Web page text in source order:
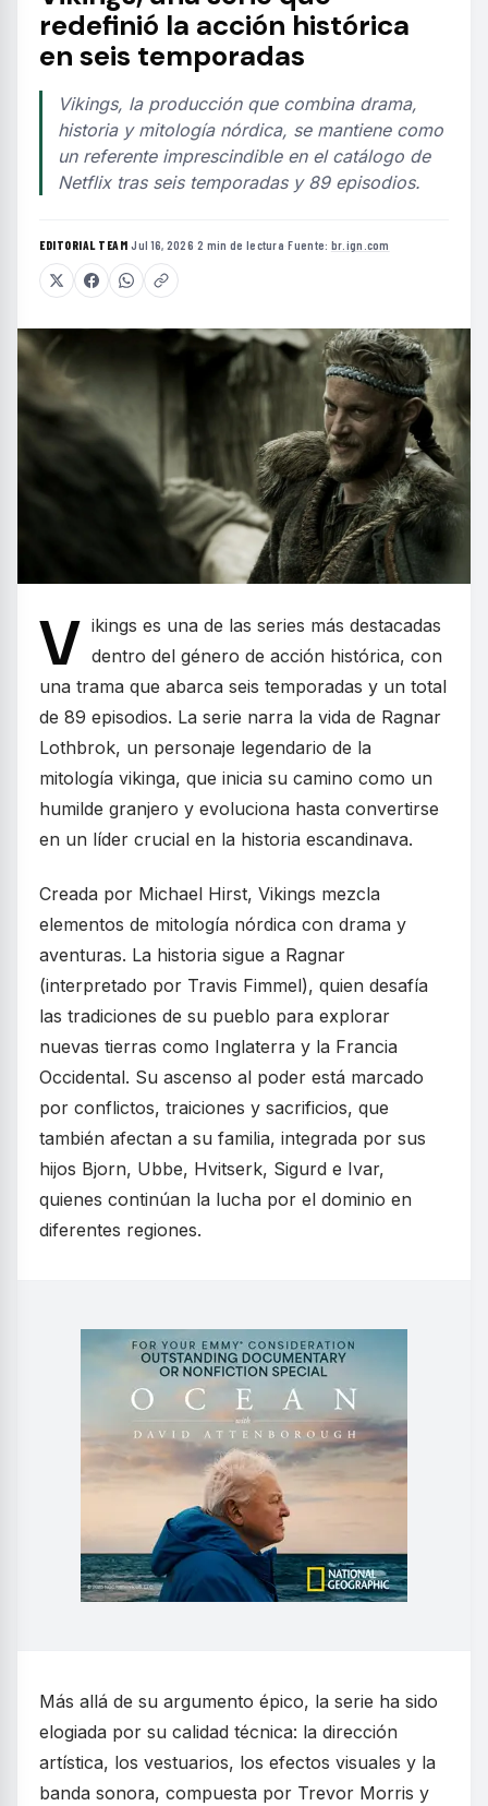
redefinió la acción histórica
en seis temporadas
Vikings, la producción que combina drama,
historia y mitología nórdica, se mantiene como
un referente imprescindible en el catálogo de
Netflix tras seis temporadas y 89 episodios.
EDITORIAL TEAM·Jul 16, 2026·2 min de lectura·Fuente: br.ign.com
V ikings es una de las series más destacadas
dentro del género de acción histórica, con
una trama que abarca seis temporadas y un total
de 89 episodios. La serie narra la vida de Ragnar
Lothbrok, un personaje legendario de la
mitología vikinga, que inicia su camino como un
humilde granjero y evoluciona hasta convertirse
en un líder crucial en la historia escandinava.
Creada por Michael Hirst, Vikings mezcla
elementos de mitología nórdica con drama y
aventuras. La historia sigue a Ragnar
(interpretado por Travis Fimmel), quien desafía
las tradiciones de su pueblo para explorar
nuevas tierras como Inglaterra y la Francia
Occidental. Su ascenso al poder está marcado
por conflictos, traiciones y sacrificios, que
también afectan a su familia, integrada por sus
hijos Bjorn, Ubbe, Hvitserk, Sigurd e Ivar,
quienes continúan la lucha por el dominio en
diferentes regiones.
Más allá de su argumento épico, la serie ha sido
elogiada por su calidad técnica: la dirección
artística, los vestuarios, los efectos visuales y la
banda sonora, compuesta por Trevor Morris y